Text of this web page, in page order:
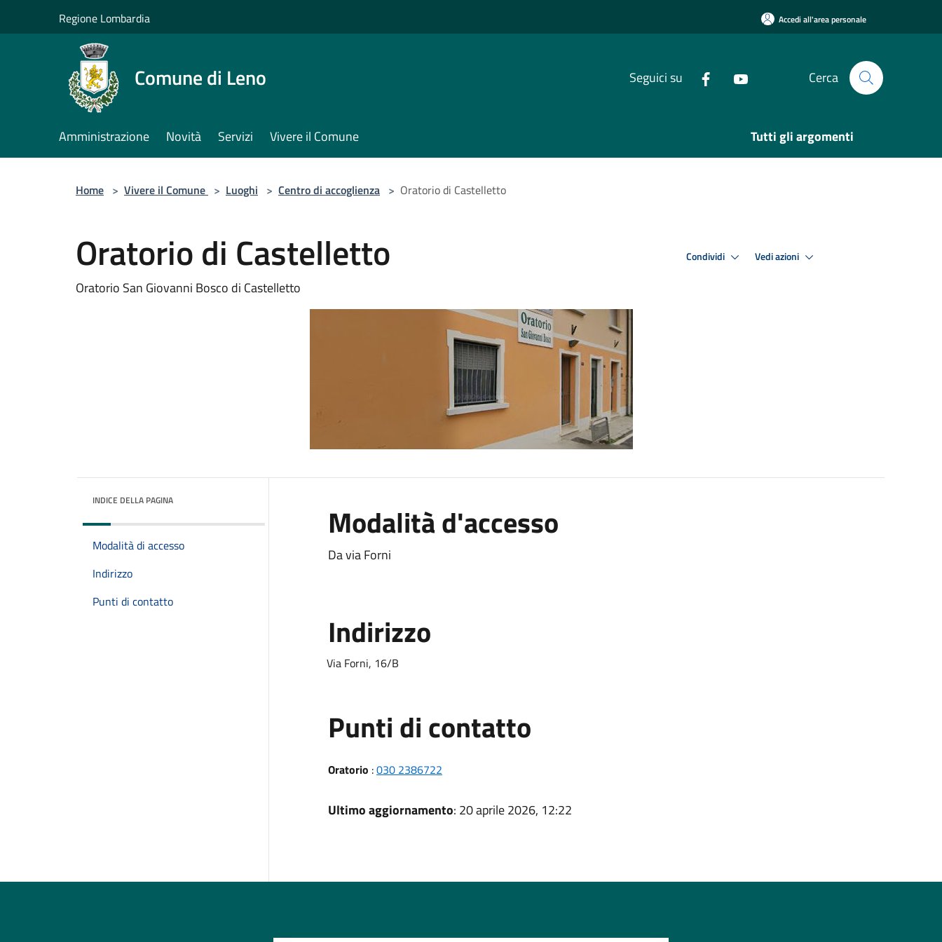
Regione Lombardia Accedi all'area personale
Comune di Leno Seguici su Cerca
Amministrazione Novità Servizi Vivere il Comune Tutti gli argomenti
Home > Vivere il Comune > Luoghi > Centro di accoglienza > Oratorio di Castelletto
Oratorio di Castelletto
Oratorio San Giovanni Bosco di Castelletto
Condividi Vedi azioni
INDICE DELLA PAGINA
Modalità di accesso
Indirizzo
Punti di contatto
Modalità d'accesso
Da via Forni
Indirizzo
Via Forni, 16/B
Punti di contatto
Oratorio :030 2386722
Ultimo aggiornamento: 20 aprile 2026, 12:22